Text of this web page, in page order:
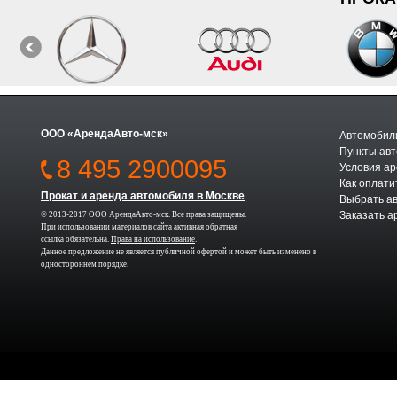
ООО «АрендаАвто-мск»
8 495 2900095
Прокат и аренда автомобиля в Москве
© 2013-2017 ООО АрендаАвто-мск. Все права защищены.
При использовании материалов сайта активная обратная
ссылка обязательна. Права на использование.
Данное предложение не является публичной офертой и может быть изменено в
одностороннем порядке.
Пункты
Условия
Как
Выбрать
Заказать